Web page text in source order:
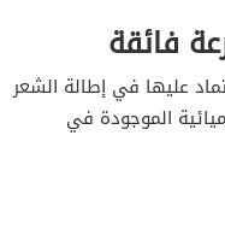
فائقة
عليها في إطالة الشعر
الموجودة في